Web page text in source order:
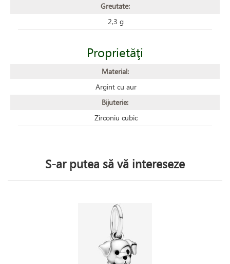
Greutate:
2,3 g
Proprietăţi
Material:
Argint cu aur
Bijuterie:
Zirconiu cubic
S-ar putea să vă intereseze